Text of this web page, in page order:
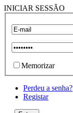
INICIAR SESSÃO
Memorizar
Perdeu a senha?
Registar